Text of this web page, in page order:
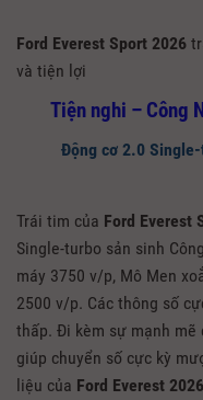
Ford Everest Sport 2026
và tiện lợi
Tiện nghi – Công
Động cơ 2.0
Trái tim của Ford Everest
Single-turbo sản sinh
máy 3750 v/p, Mô Men
2500 v/p. Các thông số
thấp. Đi kèm sự mạnh mẽ
giúp chuyển số cực kỳ
liệu của Ford Everest 2026